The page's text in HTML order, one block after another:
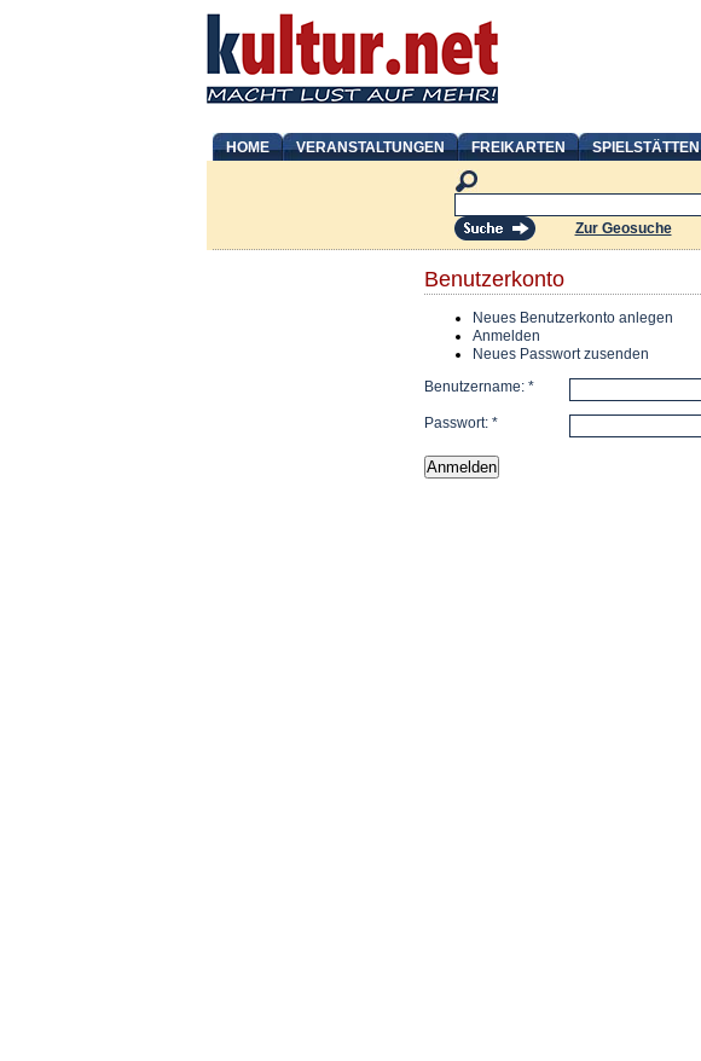
HOME VERANSTALTUNGEN FREIKARTEN SPIELSTÄTTEN
Zur Geosuche
Benutzerkonto
Neues Benutzerkonto anlegen
Anmelden
Neues Passwort zusenden
Benutzername: *
Passwort: *